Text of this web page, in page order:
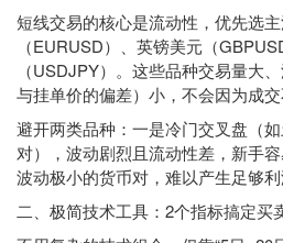
短线交易的核心是流动性，优先选
（EURUSD）、英镑美元（
（USDJPY）。这些品种交易量大
与挂单价的偏差）小，不会因为成交
避开两类品种：一是冷门交叉盘（
对），波动剧烈且流动性差，新手
波动极小的货币对，难以产生足够利
二、极简技术工具：2个指标搞定买